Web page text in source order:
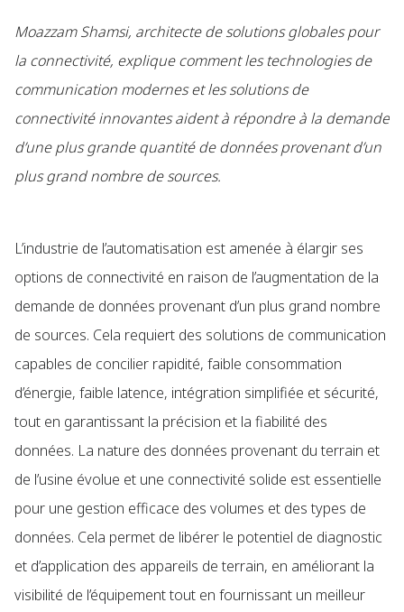
Moazzam Shamsi, architecte de solutions globales pour
la connectivité, explique comment les technologies de
communication modernes et les solutions de
connectivité innovantes aident à répondre à la demande
d’une plus grande quantité de données provenant d’un
plus grand nombre de sources.
L’industrie de l’automatisation est amenée à élargir ses
options de connectivité en raison de l’augmentation de la
demande de données provenant d’un plus grand nombre
de sources. Cela requiert des solutions de communication
capables de concilier rapidité, faible consommation
d’énergie, faible latence, intégration simplifiée et sécurité,
tout en garantissant la précision et la fiabilité des
données. La nature des données provenant du terrain et
de l’usine évolue et une connectivité solide est essentielle
pour une gestion efficace des volumes et des types de
données. Cela permet de libérer le potentiel de diagnostic
et d’application des appareils de terrain, en améliorant la
visibilité de l’équipement tout en fournissant un meilleur